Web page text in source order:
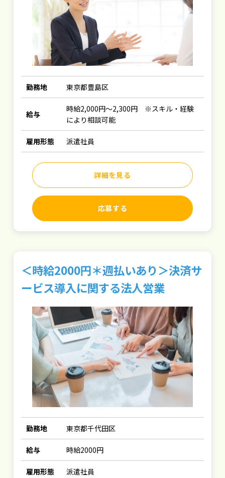
勤務地 東京都豊島区
給与
時給2,000円～2,300円 ※スキル・経験
により相談可能
雇用形態 派遣社員
詳細を見る
応募する
＜時給2000円＊週払いあり＞決済サ
ービス導入に関する法人営業
勤務地 東京都千代田区
給与 時給2000円
雇用形態 派遣社員